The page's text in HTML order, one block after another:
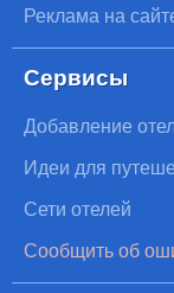
Реклама на
Сервисы
Добавление
Идеи для
Сети отелей
Сообщить об